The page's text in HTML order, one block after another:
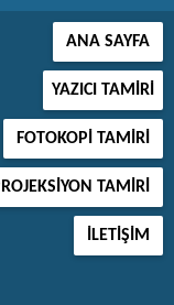
ANA SAYFA
YAZICI TAMIRI
FOTOKOPI TAMIRI
TAMIRI
İLETIŞIM